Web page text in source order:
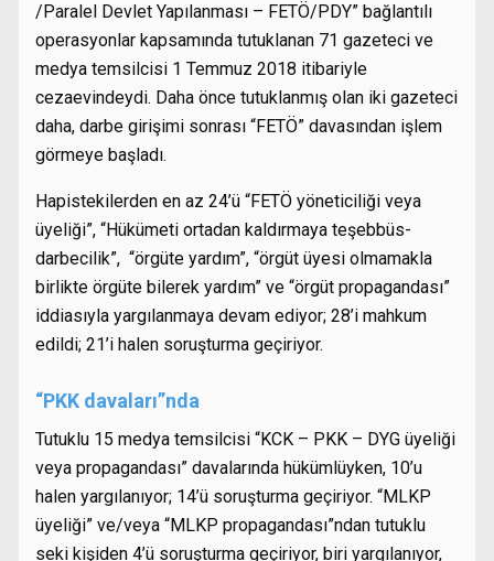
/Paralel Devlet Yapılanması – FETÖ/PDY” bağlantılı
operasyonlar kapsamında tutuklanan 71 gazeteci ve
medya temsilcisi 1 Temmuz 2018 itibariyle
cezaevindeydi. Daha önce tutuklanmış olan iki gazeteci
daha, darbe girişimi sonrası “FETÖ” davasından işlem
görmeye başladı.
Hapistekilerden en az 24’ü “FETÖ yöneticiliği veya
üyeliği”, “Hükümeti ortadan kaldırmaya teşebbüs-
darbecilik”, “örgüte yardım”, “örgüt üyesi olmamakla
birlikte örgüte bilerek yardım” ve “örgüt propagandası”
iddiasıyla yargılanmaya devam ediyor; 28’i mahkum
edildi; 21’i halen soruşturma geçiriyor.
“PKK davaları”nda
Tutuklu 15 medya temsilcisi “KCK – PKK – DYG üyeliği
veya propagandası” davalarında hükümlüyken, 10’u
halen yargılanıyor; 14’ü soruşturma geçiriyor. “MLKP
üyeliği” ve/veya “MLKP propagandası”ndan tutuklu
seki kişiden 4’ü soruşturma geçiriyor, biri yargılanıyor,